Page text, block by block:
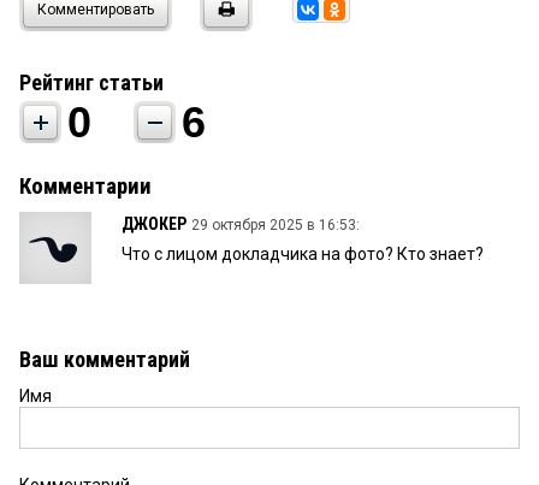
Комментировать
Рейтинг статьи
0 6
Комментарии
ДЖОКЕР 29 октября 2025 в 16:53:
Что с лицом докладчика на фото? Кто знает?
Ваш комментарий
Имя